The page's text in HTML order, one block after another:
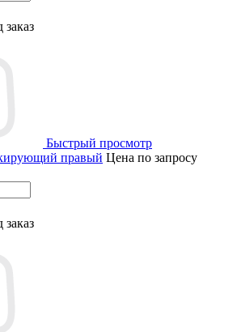
заказ
Быстрый просмотр
правый Цена по запросу
заказ